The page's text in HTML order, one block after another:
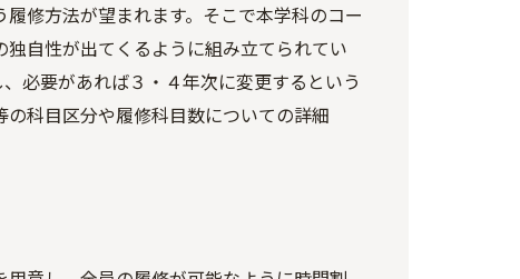
修方法が望まれます。そこで本学科のコー
自性が出てくるように組み立てられてい
必要があれば３・４年次に変更するという
科目区分や履修科目数についての詳細